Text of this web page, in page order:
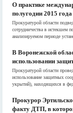
О практике
полугодии 2015 года
Прокуратурой области
сотрудничества в истекшем
анализируемом периоде
В Воронежской
использовании
Прокуратурой области
использование защитных
укрытий), находящихся в
Прокурор
факту ДТП, в